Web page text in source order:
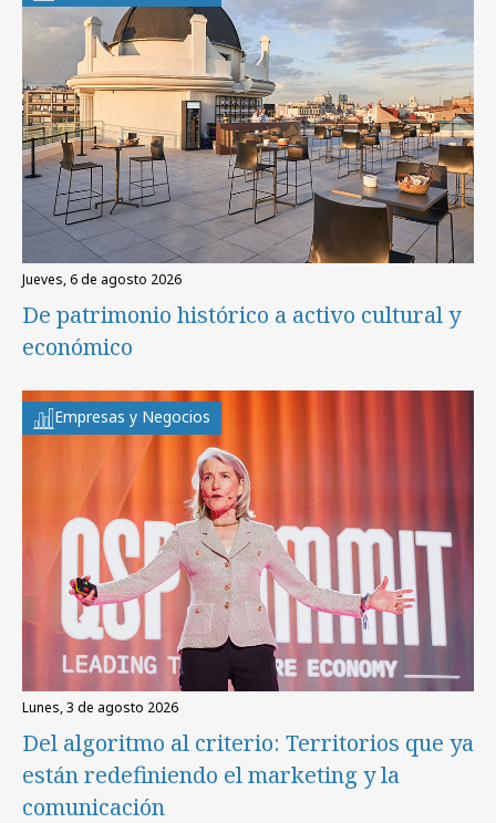
jueves, 6 de agosto 2026
De patrimonio histórico a activo cultural y
económico
Empresas y Negocios
lunes, 3 de agosto 2026
Del algoritmo al criterio: Territorios que ya
están redefiniendo el marketing y la
comunicación